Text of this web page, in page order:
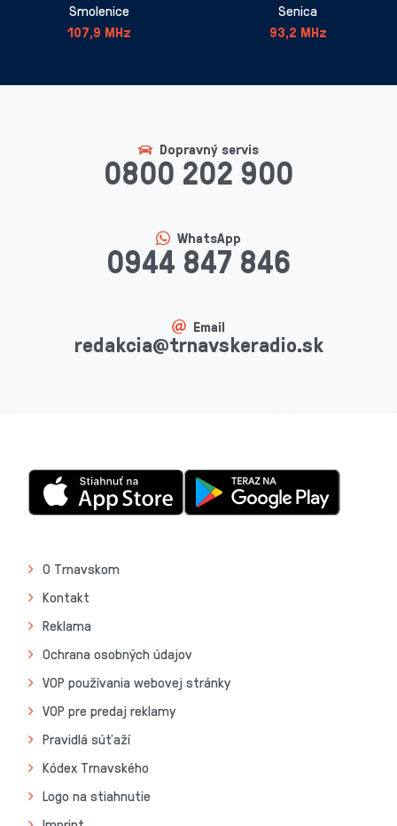
Smolenice
107,9 MHz
Senica
93,2 MHz
Dopravný servis
0800 202 900
WhatsApp
0944 847 846
Email
redakcia@trnavskeradio.sk
O Trnavskom
Kontakt
Reklama
Ochrana osobných údajov
VOP používania webovej stránky
VOP pre predaj reklamy
Pravidlá súťaží
Kódex Trnavského
Logo na stiahnutie